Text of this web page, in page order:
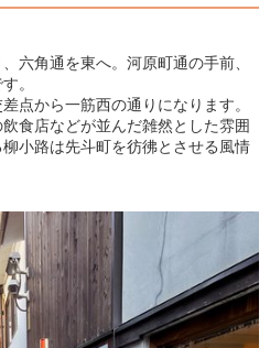
六角通を東へ。河原町通の手前、
。
点から一筋西の通りになります。
食店などが並んだ雑然とした雰囲
小路は先斗町を彷彿とさせる風情